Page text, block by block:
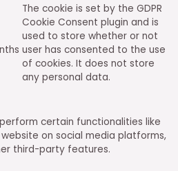
The cookie is set by the GDPR
Cookie Consent plugin and is
used to store whether or not
user has consented to the use
of cookies. It does not store
any personal data.
certain functionalities like
on social media platforms,
third-party features.